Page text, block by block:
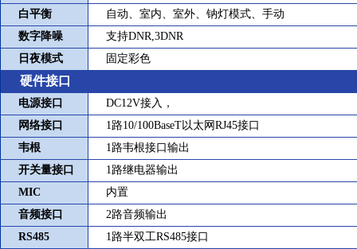
白平衡
自动、室内、室外、钠灯模式、手动
数字降噪
支持DNR,3DNR
日夜模式
固定彩色
硬件接口
电源接口 DC12V接入，
网络接口
1路10/100BaseT以太网 RJ45接口
韦根
1路韦根接口输出
开关量接口
1路继电器输出
MIC
内置
音频接口
2路音频输出
RS485
1路半双工RS485接口